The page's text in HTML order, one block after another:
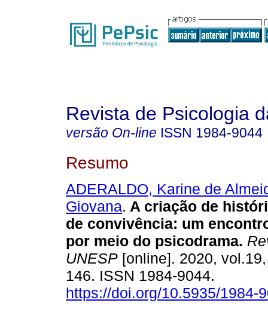
Revista de Psicologia
versão On-line ISSN 1984-9044
Resumo
ADERALDO, Karine de
Giovana. A criação de
de convivência: um
por meio do psicodrama.
UNESP [online]. 2020,
146. ISSN 1984-9044.
https://doi.org/10.5935/1984-